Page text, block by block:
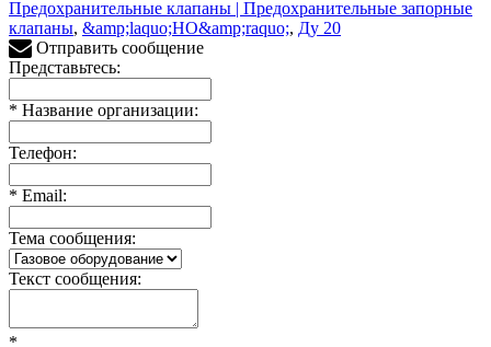
Предохранительные клапаны | Предохранительные запорные
клапаны, &amp;laquo;НО&amp;raquo;, Ду 20
Отправить сообщение
Представьтесь:
* Название организации:
Телефон:
* Email:
Тема сообщения:
Текст сообщения:
*